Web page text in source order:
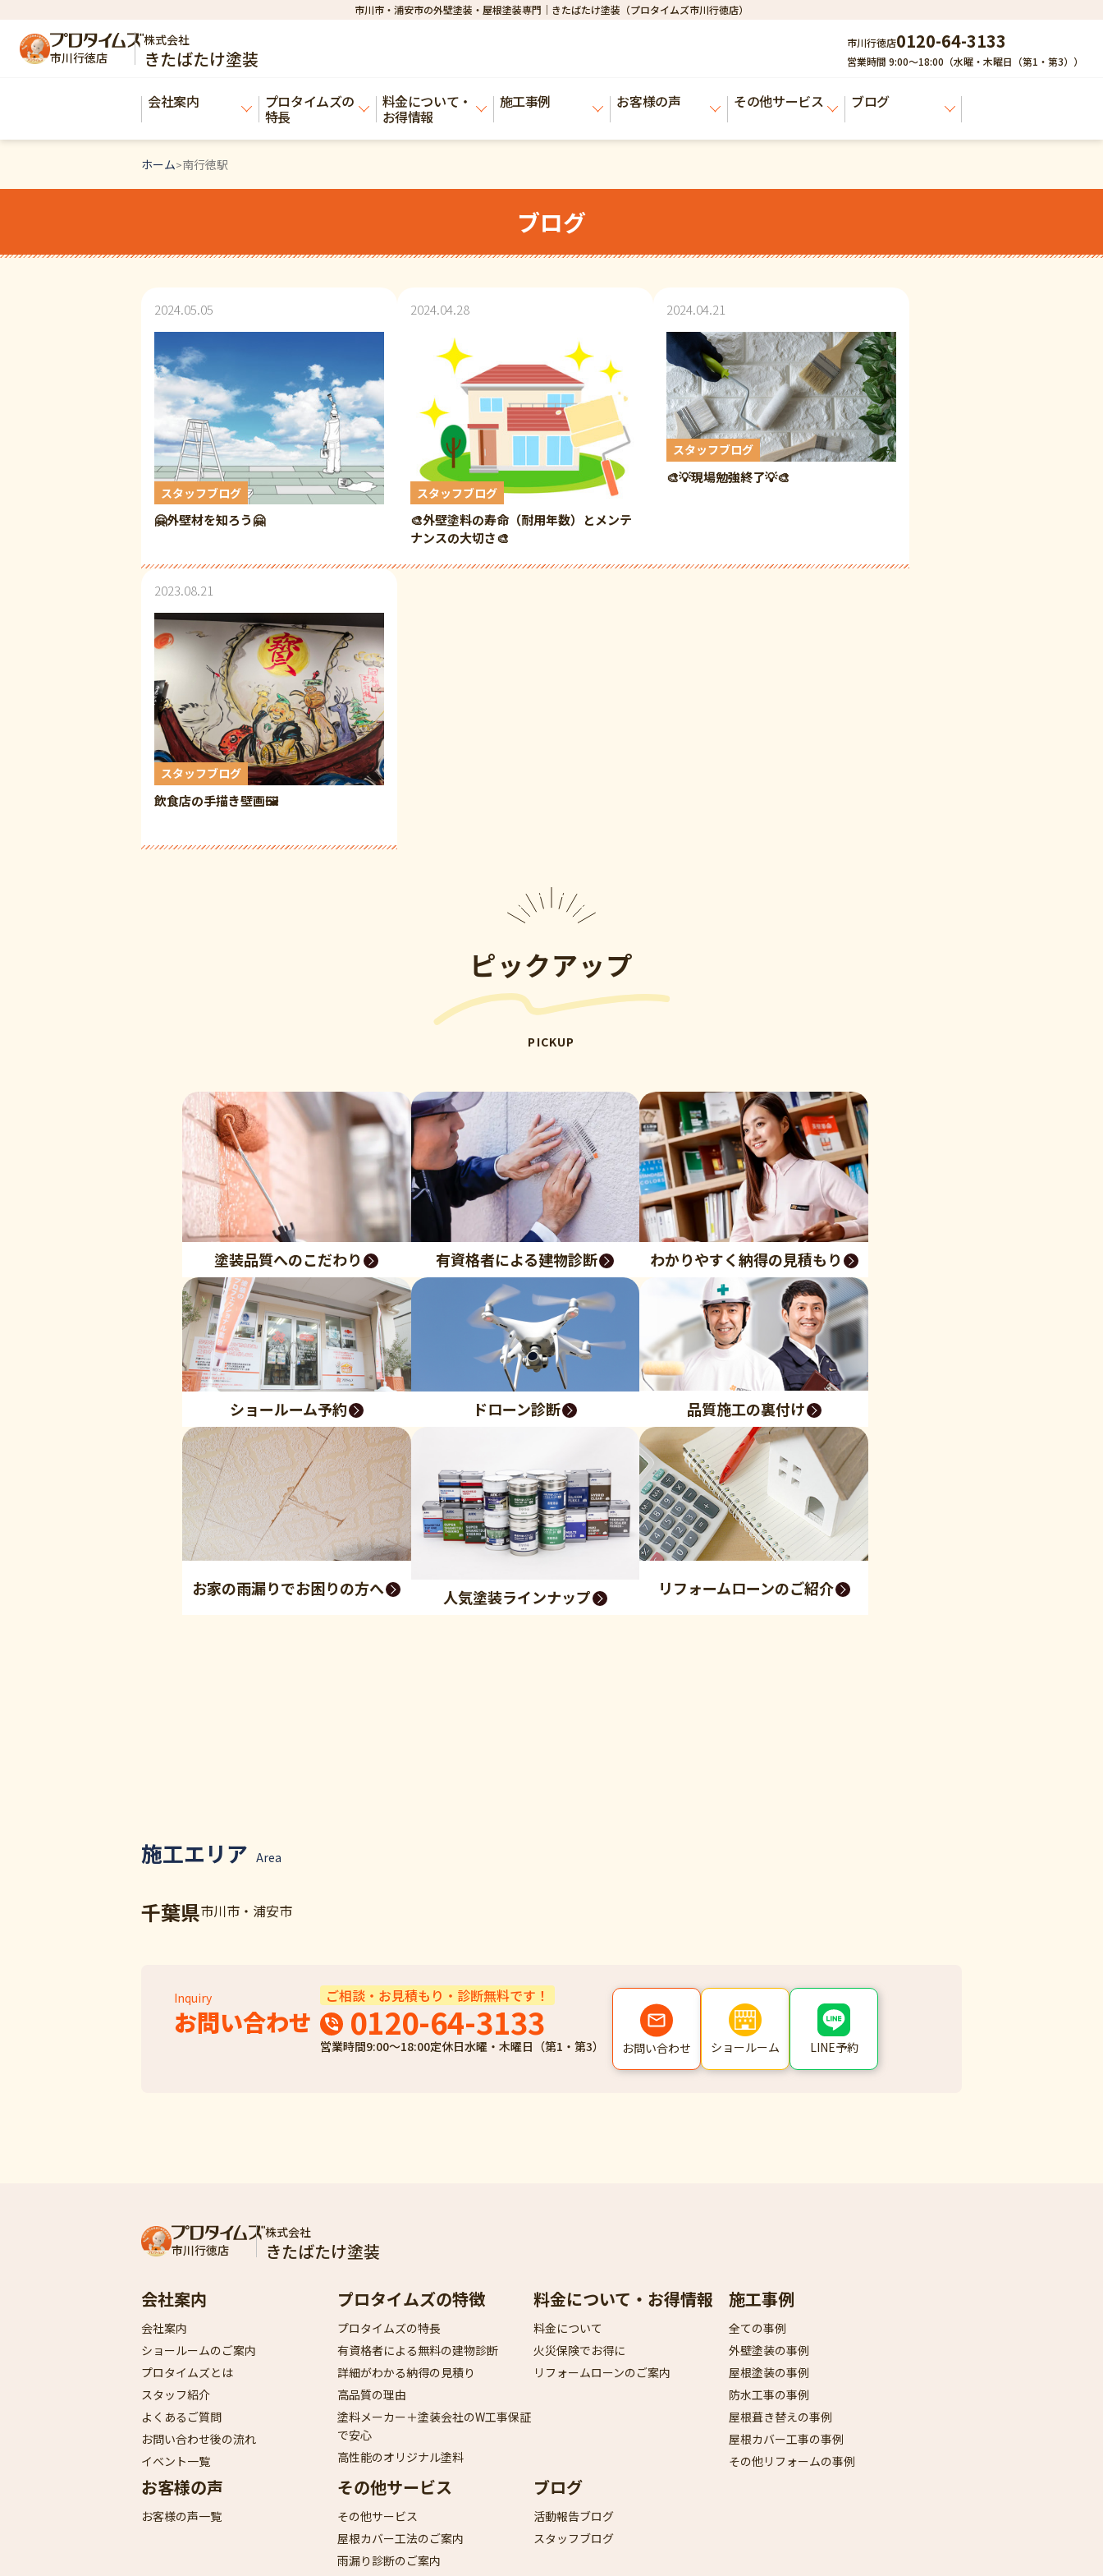
市川市・浦安市の外壁塗装・屋根塗装専門｜きたばたけ塗装（プロタイムズ市川行徳店）
市川行徳店
株式会社
きたばたけ塗装
市川行徳店0120-64-3133
営業時間 9:00～18:00（水曜・木曜日（第1・第3））
会社案内 プロタイムズの
特長
料金について・
お得情報
施工事例 お客様の声 その他サービス ブログ
ホーム>南行徳駅
ブログ
2024.05.05
スタッフブログ
🤗外壁材を知ろう🤗
2024.04.28
スタッフブログ
🎨外壁塗料の寿命（耐用年数）とメンテ
ナンスの大切さ🎨
2024.04.21
スタッフブログ
🎨💡現場勉強終了💡🎨
2023.08.21
スタッフブログ
飲食店の手描き壁画🖼
ピックアップ
PICKUP
塗装品質へのこだわり 有資格者による建物診断 わかりやすく納得の見積もり
ショールーム予約 ドローン診断 品質施工の裏付け
お家の雨漏りでお困りの方へ 人気塗装ラインナップ リフォームローンのご紹介
施工エリア Area
千葉県市川市・浦安市
お問い合わせ
Inquiry ご相談・お見積もり・診断無料です！
0120-64-3133
営業時間9:00～18:00定休日水曜・木曜日（第1・第3） お問い合わせ ショールーム LINE予約
市川行徳店
株式会社
きたばたけ塗装
会社案内
会社案内
ショールームのご案内
プロタイムズとは
スタッフ紹介
よくあるご質問
お問い合わせ後の流れ
イベント一覧
プロタイムズの特徴
プロタイムズの特長
有資格者による無料の建物診断
詳細がわかる納得の見積り
高品質の理由
塗料メーカー＋塗装会社のW工事保証
で安心
高性能のオリジナル塗料
料金について・お得情報
料金について
火災保険でお得に
リフォームローンのご案内
施工事例
全ての事例
外壁塗装の事例
屋根塗装の事例
防水工事の事例
屋根葺き替えの事例
屋根カバー工事の事例
その他リフォームの事例
お客様の声
お客様の声一覧
その他サービス
その他サービス
屋根カバー工法のご案内
雨漏り診断のご案内
ブログ
活動報告ブログ
スタッフブログ